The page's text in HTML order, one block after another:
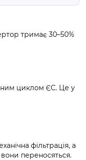
тримає 30–50%
циклом ЄС. Це у
фільтрація, а
вони переносяться.